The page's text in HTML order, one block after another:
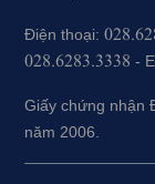
Điện thoại:
028.6283.3338 -
Giấy chứng nhận
năm 2006.